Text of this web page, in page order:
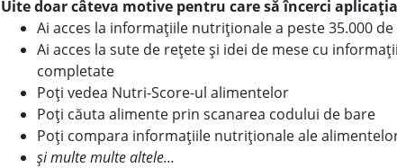
Uite doar câteva motive pentru care să încerci
Ai acces la informațiile nutriționale a peste 35.000
Ai acces la sute de rețete și idei de mese cu
completate
Poți vedea Nutri-Score-ul alimentelor
Poți căuta alimente prin scanarea codului de bare
Poți compara informațiile nutriționale ale
și multe multe altele...